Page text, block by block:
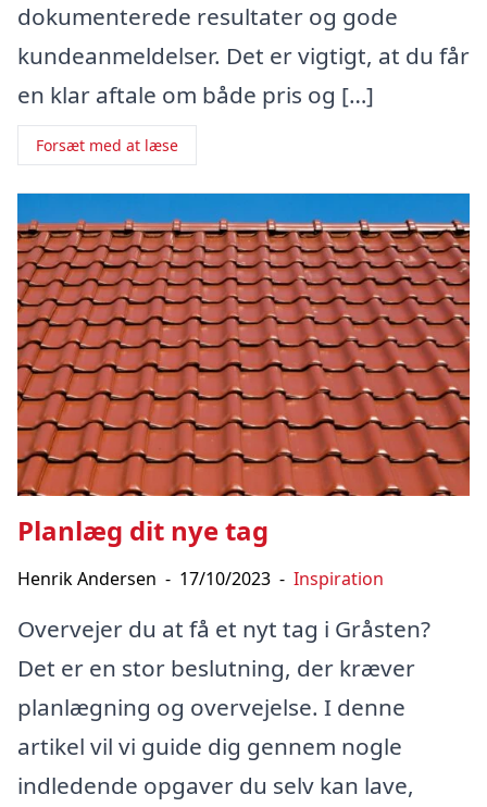
dokumenterede resultater og gode
kundeanmeldelser. Det er vigtigt, at du får
en klar aftale om både pris og […]
Forsæt med at læse
Planlæg dit nye tag
Henrik Andersen - 17/10/2023 - Inspiration
Overvejer du at få et nyt tag i Gråsten?
Det er en stor beslutning, der kræver
planlægning og overvejelse. I denne
artikel vil vi guide dig gennem nogle
indledende opgaver du selv kan lave,